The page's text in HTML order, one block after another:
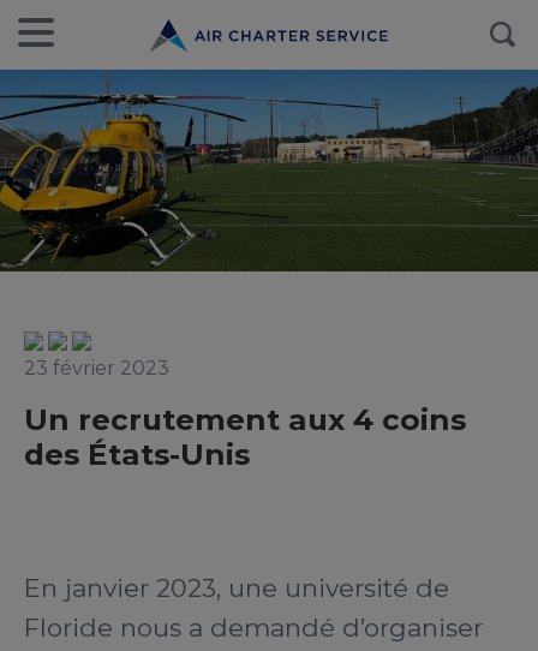
23 février 2023
Un recrutement aux 4 coins
des États-Unis
En janvier 2023, une université de
Floride nous a demandé d’organiser